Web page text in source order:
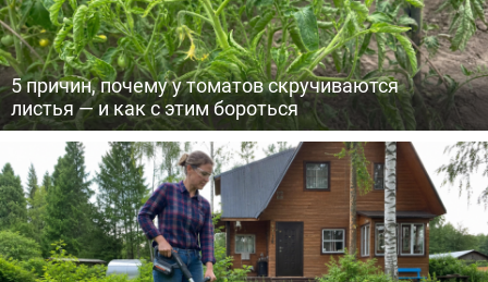
5 причин, почему у томатов скручиваются
листья — и как с этим бороться